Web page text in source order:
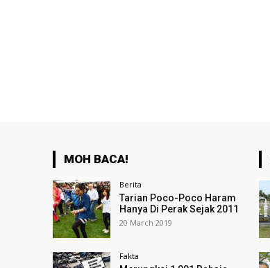
MOH BACA!
Berita
Tarian Poco-Poco Haram
Hanya Di Perak Sejak 2011
20 March 2019
Fakta